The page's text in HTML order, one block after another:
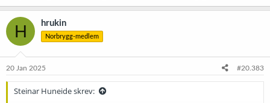
H hrukin
Norbrygg-medlem
20 Jan 2025 #20.383
Steinar Huneide skrev: